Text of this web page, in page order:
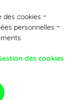
des cookies
personnelles
des cookies